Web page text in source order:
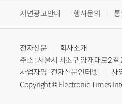
지면광고안내 행사문의 통
전자신문
회사소개
주소 : 서울시 서초구 양재대로2
사업자명 : 전자신문인터넷
사
Copyright © Electronic Times